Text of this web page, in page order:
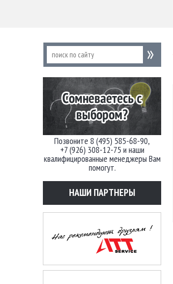
Позвоните 8 (495) 585-68-90,
+7 (926) 308-12-75 и наши
квалифицированные менеджеры Вам
помогут.
НАШИ ПАРТНЕРЫ